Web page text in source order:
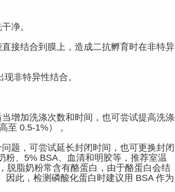
净。
结合到膜上，造成二抗孵育时在非特异
非特异性结合。
加洗涤次数和时间，也可尝试提高洗涤
至 0.5-1%） 。
，可尝试延长封闭时间，也可更换封闭
粉、5% BSA、血清和明胶等，推荐室温
脱脂奶粉常含有酪蛋白，由于酪蛋白会结
因此，检测磷酸化蛋白时建议用 BSA 作为